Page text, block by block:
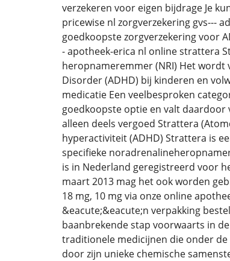
verzekeren voor eigen bijdrage Je
pricewise nl zorgverzekering gvs---
goedkoopste zorgverzekering voor
- apotheek-erica nl online strattera
heropnameremmer (NRI) Het
Disorder (ADHD) bij kinderen en
medicatie Een veelbesproken
goedkoopste optie en valt daardoor
alleen deels vergoed Strattera
hyperactiviteit (ADHD) Strattera is
specifieke
is in Nederland geregistreerd voor
maart 2013 mag het ook worden
18 mg, 10 mg via onze online
&eacute;&eacute;n verpakking
baanbrekende stap voorwaarts in
traditionele medicijnen die onder
door zijn unieke chemische